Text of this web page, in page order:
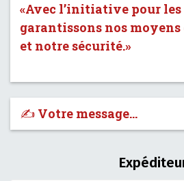
«Avec l’initiative pour
garantissons nos moyens
et notre sécurité.»
✍️ Votre message…